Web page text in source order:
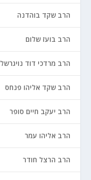
הרב שקד בוהדנה
הרב בועז שלום
הרב מרדכי דוד נויגרשל
הרב שקד אליהו פנחס
הרב יעקב חיים סופר
הרב אליהו עמר
הרב הרצל חודר